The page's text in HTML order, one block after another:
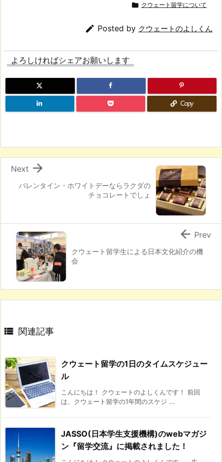
 クウェート留学について
 Posted by クウェートのよしくん
よろしければシェアお願いします
Copy
バレンタイン・ホワイトデーならラクダの
チョコレートでしょ

Next
クウェート留学生による日本文化紹介の機
会
 Prev
 関連記事
クウェート留学の1日のタイムスケジュー
ル
こんにちは！ クウェートのよしくんです！ 前回
は、クウェート留学の1年間のスケジ ...
JASSO(日本学生支援機構)のwebマガジ
ン『留学交流』に掲載されました！